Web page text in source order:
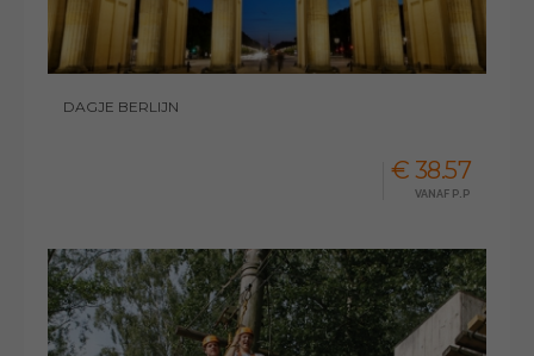
DAGJE BERLIJN
€ 38.57
VANAF P.P